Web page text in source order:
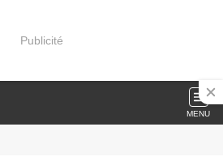
Publicité
MENU